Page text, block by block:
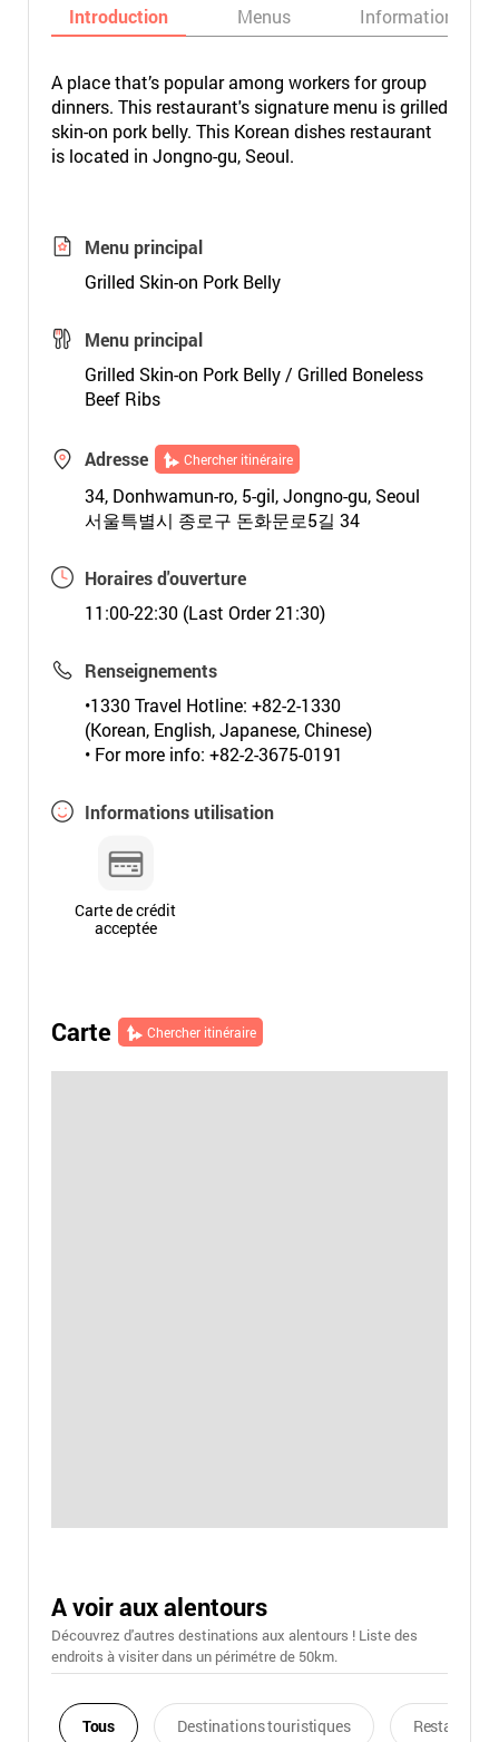
Introduction Menus Informations
A place that’s popular among workers for group
dinners. This restaurant's signature menu is grilled
skin-on pork belly. This Korean dishes restaurant
is located in Jongno-gu, Seoul.
Menu principal
Grilled Skin-on Pork Belly
Menu principal
Grilled Skin-on Pork Belly / Grilled Boneless
Beef Ribs
Adresse Chercher itinéraire
34, Donhwamun-ro, 5-gil, Jongno-gu, Seoul
서울특별시 종로구 돈화문로5길 34
Horaires d'ouverture
11:00-22:30 (Last Order 21:30)
Renseignements
•1330 Travel Hotline: +82-2-1330
(Korean, English, Japanese, Chinese)
• For more info: +82-2-3675-0191
Informations utilisation
Carte de crédit
acceptée
Carte Chercher itinéraire
A voir aux alentours
Découvrez d'autres destinations aux alentours ! Liste des
endroits à visiter dans un périmétre de 50km.
Tous Destinations touristiques Restaurants